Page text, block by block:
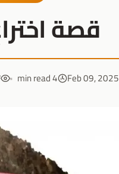
قصة
Feb 09, 2025
4 min read